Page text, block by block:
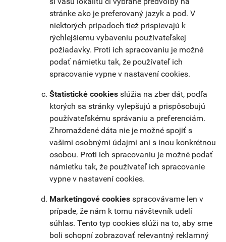
stránke ako je preferovaný jazyk a pod. V
niektorých prípadoch tiež prispievajú k
rýchlejšiemu vybaveniu používateľskej
požiadavky. Proti ich spracovaniu je možné
podať námietku tak, že používateľ ich
spracovanie vypne v nastavení cookies.
Štatistické cookies slúžia na zber dát, podľa
ktorých sa stránky vylepšujú a prispôsobujú
používateľskému správaniu a preferenciám.
Zhromaždené dáta nie je možné spojiť s
vašimi osobnými údajmi ani s inou konkrétnou
osobou. Proti ich spracovaniu je možné podať
námietku tak, že používateľ ich spracovanie
vypne v nastavení cookies.
Marketingové cookies spracovávame len v
prípade, že nám k tomu návštevník udelí
súhlas. Tento typ cookies slúži na to, aby sme
boli schopní zobrazovať relevantný reklamný